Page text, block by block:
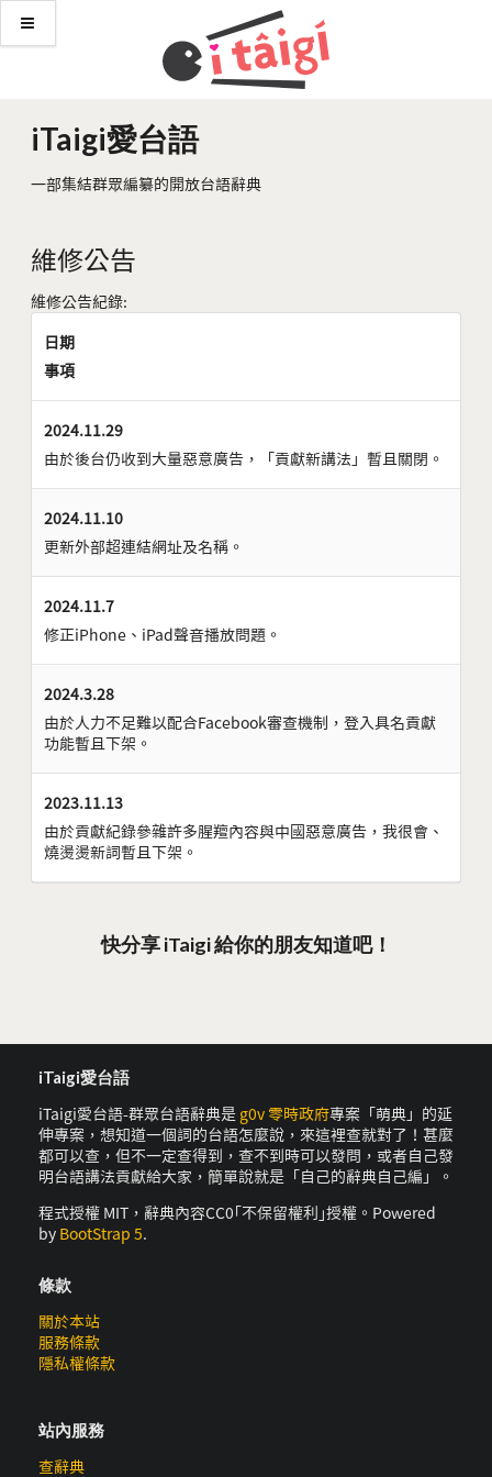
iTaigi愛台語
一部集結群眾編纂的開放台語辭典
維修公告
維修公告紀錄:
日期
事項
2024.11.29
由於後台仍收到大量惡意廣告，「貢獻新講法」暫且關閉。
2024.11.10
更新外部超連結網址及名稱。
2024.11.7
修正iPhone、iPad聲音播放問題。
2024.3.28
由於人力不足難以配合Facebook審查機制，登入具名貢獻
功能暫且下架。
2023.11.13
由於貢獻紀錄參雜許多腥羶內容與中國惡意廣告，我很會、
燒燙燙新詞暫且下架。
快分享 iTaigi 給你的朋友知道吧！
iTaigi愛台語
iTaigi愛台語-群眾台語辭典是 g0v 零時政府專案「萌典」的延
伸專案，想知道一個詞的台語怎麼說，來這裡查就對了！甚麼
都可以查，但不一定查得到，查不到時可以發問，或者自己發
明台語講法貢獻給大家，簡單說就是「自己的辭典自己編」。
程式授權 MIT，辭典內容CC0｢不保留權利｣授權。Powered
by BootStrap 5.
條款
關於本站
服務條款
隱私權條款
站內服務
查辭典